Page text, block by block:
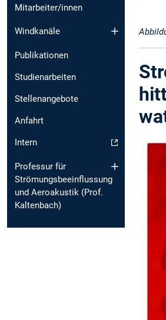
Mitarbeiter/innen
Windkanäle
Publikationen
Studienarbeiten
Stellenangebote
Anfahrt
Intern
Professur für
Strömungsbeeinflussung
und Aeroakustik (Prof.
Kaltenbach)